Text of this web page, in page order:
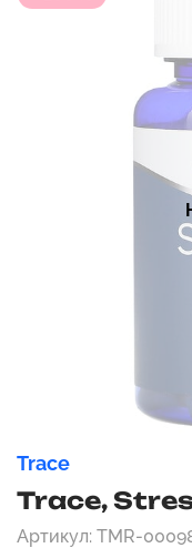
Trace
Trace,
Артикул: TMR-